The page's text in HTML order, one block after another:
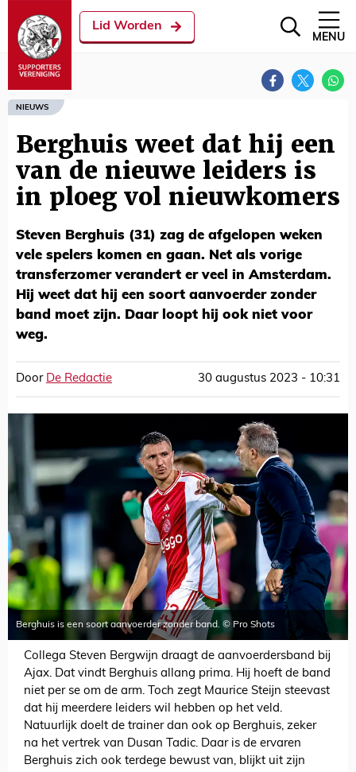
Lid Worden
MENU
NIEUWS
Berghuis weet dat hij een
van de nieuwe leiders is
in ploeg vol nieuwkomers
Steven Berghuis (31) zag de afgelopen weken
vele spelers komen en gaan. Net als vorige
transferzomer verandert er veel in Amsterdam.
Hij weet dat hij een soort aanvoerder zonder
band moet zijn. Daar loopt hij ook niet voor
weg.
Door De Redactie 30 augustus 2023 - 10:31
Berghuis is een soort aanvoerder zonder band. © Pro Shots
Collega Steven Bergwijn draagt de aanvoerdersband bij
Ajax. Dat vindt Berghuis allang prima. Hij hoeft de band
niet per se om de arm. Toch zegt Maurice Steijn steevast
dat hij meerdere leiders wil hebben op het veld.
Natuurlijk doelt de trainer dan ook op Berghuis, zeker
na het vertrek van Dusan Tadic. Daar is de ervaren
Berghuis zich ook terdege bewust van, blijkt uit zijn